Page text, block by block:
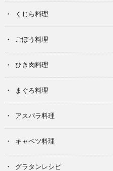
くじら料理
ごぼう料理
ひき肉料理
まぐろ料理
アスパラ料理
キャベツ料理
グラタンレシピ